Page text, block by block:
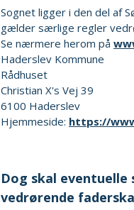
Sognet ligger i den del af
gælder særlige regler
Se nærmere herom på
Haderslev Kommune
Rådhuset
Christian X's Vej 39
6100 Haderslev
Hjemmeside: https://
Dog skal eventuelle
vedrørende